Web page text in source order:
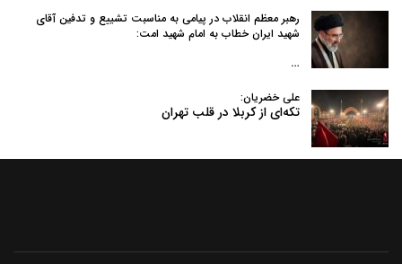
رهبر معظم انقلاب در پیامی به‌ مناسبت تشییع و تدفین آقای
شهید ایران خطاب به امام شهید امت:
…
علی خضریان:
تکه‌ای از کربلا در قلب تهران